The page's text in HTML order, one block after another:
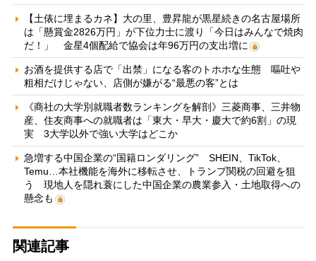
【土俵に埋まるカネ】大の里、豊昇龍が黒星続きの名古屋場所
は「懸賞金2826万円」が下位力士に渡り「今日はみんなで焼肉
だ！」 金星4個配給で協会は年96万円の支出増に
お酒を提供する店で「出禁」になる客のトホホな生態 嘔吐や
粗相だけじゃない、店側が嫌がる“最悪の客”とは
《商社の大学別就職者数ランキングを解剖》三菱商事、三井物
産、住友商事への就職者は「東大・早大・慶大で約6割」の現
実 3大学以外で強い大学はどこか
急増する中国企業の“国籍ロンダリング” SHEIN、TikTok、
Temu…本社機能を海外に移転させ、トランプ関税の回避を狙
う 現地人を隠れ蓑にした中国企業の農業参入・土地取得への
懸念も
関連記事